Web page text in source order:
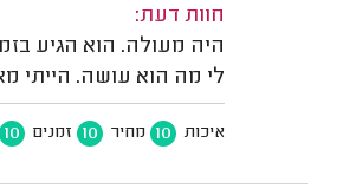
חוות דעת:
היה מעולה. הוא הגיע
לי מה הוא עושה. הייתי
איכות 10 מחיר 10 זמנים 10